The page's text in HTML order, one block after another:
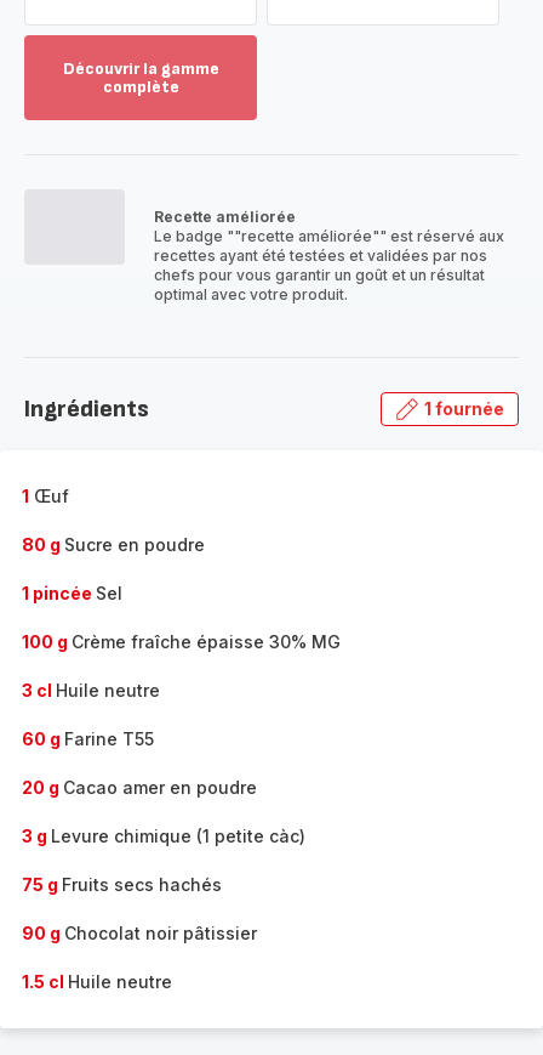
Découvrir la gamme
complète
Recette améliorée
Le badge ""recette améliorée"" est réservé aux
recettes ayant été testées et validées par nos
chefs pour vous garantir un goût et un résultat
optimal avec votre produit.
Ingrédients 1 fournée
1 Œuf
80 g Sucre en poudre
1 pincée Sel
100 g Crème fraîche épaisse 30% MG
3 cl Huile neutre
60 g Farine T55
20 g Cacao amer en poudre
3 g Levure chimique (1 petite càc)
75 g Fruits secs hachés
90 g Chocolat noir pâtissier
1.5 cl Huile neutre